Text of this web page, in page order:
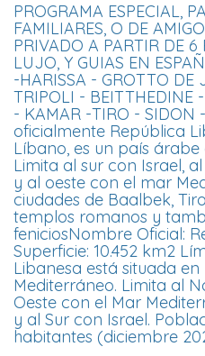
PROGRAMA ESPECIAL,
FAMILIARES, O DE
PRIVADO A PARTIR DE 6
LUJO, Y GUIAS EN
-HARISSA - GROTTO DE
TRIPOLI - BEITTHEDINE
- KAMAR -TIRO - SIDON -
oficialmente República
Líbano, es un país árabe
Limita al sur con Israel,
y al oeste con el mar
ciudades de Baalbek,
templos romanos y
feniciosNombre Oficial:
Superficie: 10.452 km2
Libanesa está situada
Mediterráneo. Limita al
Oeste con el Mar
y al Sur con Israel.
habitantes (diciembre